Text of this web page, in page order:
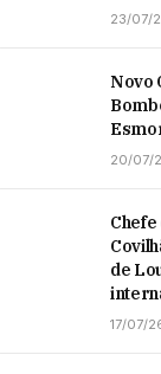
23/07/
Novo
20/07/
de
17/07/